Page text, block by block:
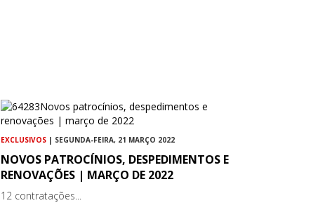
EXCLUSIVOS | SEGUNDA-FEIRA, 21 MARÇO 2022
NOVOS PATROCÍNIOS, DESPEDIMENTOS E
RENOVAÇÕES | MARÇO DE 2022
12 contratações...